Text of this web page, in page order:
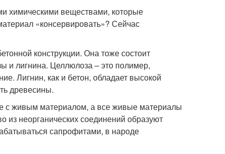
химическими веществами, которые
«консервировать»? Сейчас
конструкции. Она тоже состоит
и лигнина. Целлюлоза – это полимер,
Лигнин, как и бетон, обладает высокой
древесины.
с живым материалом, а все живые материалы
из неорганических соединений образуют
сапрофитами, в народе